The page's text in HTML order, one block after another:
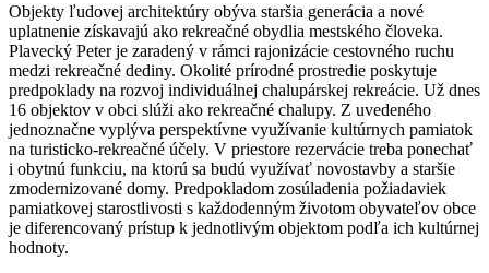
Objekty ľudovej architektúry obýva staršia generácia a nové
uplatnenie získavajú ako rekreačné obydlia mestského človeka.
Plavecký Peter je zaradený v rámci rajonizácie cestovného ruchu
medzi rekreačné dediny. Okolité prírodné prostredie poskytuje
predpoklady na rozvoj individuálnej chalupárskej rekreácie. Už dnes
16 objektov v obci slúži ako rekreačné chalupy. Z uvedeného
jednoznačne vyplýva perspektívne využívanie kultúrnych pamiatok
na turisticko-rekreačné účely. V priestore rezervácie treba ponechať
i obytnú funkciu, na ktorú sa budú využívať novostavby a staršie
zmodernizované domy. Predpokladom zosúladenia požiadaviek
pamiatkovej starostlivosti s každodenným životom obyvateľov obce
je diferencovaný prístup k jednotlivým objektom podľa ich kultúrnej
hodnoty.